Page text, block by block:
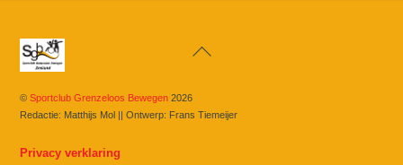
Back
©Sportclub Grenzeloos Bewegen 2026
Redactie: Matthijs Mol || Ontwerp: Frans Tiemeijer
Privacy verklaring